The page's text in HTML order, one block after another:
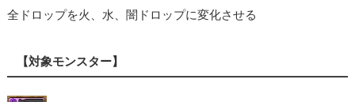
全ドロップを火、水、闇ドロップに変化させる
【対象モンスター】